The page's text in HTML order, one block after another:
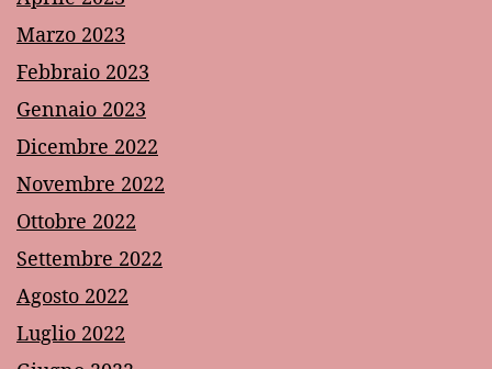
Marzo 2023
Febbraio 2023
Gennaio 2023
Dicembre 2022
Novembre 2022
Ottobre 2022
Settembre 2022
Agosto 2022
Luglio 2022